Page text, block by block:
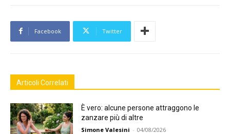
Facebook Twitter
Articoli Correlati
È vero: alcune persone attraggono le
zanzare più di altre
Simone Valesini - 04/08/2026